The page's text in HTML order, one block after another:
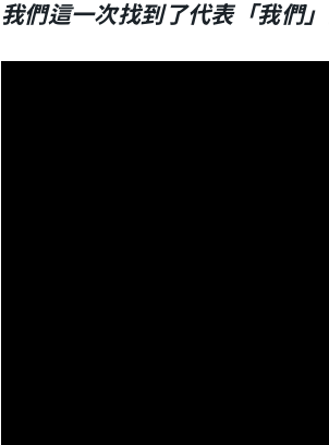
我們這一次找到了代表「我們」